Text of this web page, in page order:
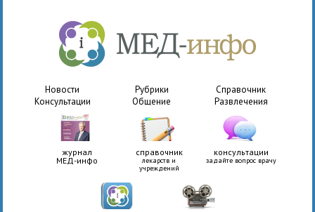
Новости Рубрики
Справочник
Консультации
Общение Развлечения
журнал
МЕД-инфо
справочник
лекарств и
учреждений
консультации
задайте вопрос врачу